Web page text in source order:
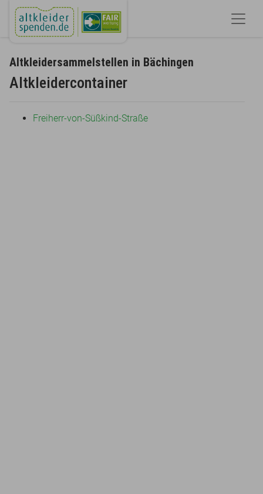
Altkleidersammelstellen in Bächingen
Altkleidercontainer
Freiherr-von-Süßkind-Straße